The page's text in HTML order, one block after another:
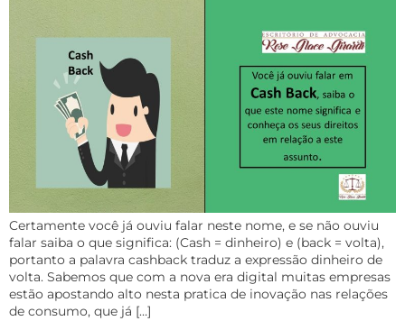
Certamente você já ouviu falar neste nome, e se não ouviu
falar saiba o que significa: (Cash = dinheiro) e (back = volta),
portanto a palavra cashback traduz a expressão dinheiro de
volta. Sabemos que com a nova era digital muitas empresas
estão apostando alto nesta pratica de inovação nas relações
de consumo, que já […]